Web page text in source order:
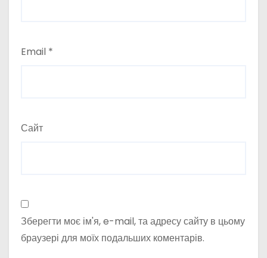
Email *
Сайт
Зберегти моє ім'я, e-mail, та адресу сайту в цьому
браузері для моїх подальших коментарів.